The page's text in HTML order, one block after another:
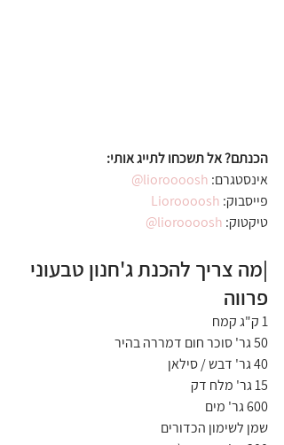
הכנתם? אל תשכחו לתייג אותי:
אינסטגרם:
פייסבוק: Lioroooosh
טיקטוק: lioroooosh@
|מה צריך להכנת ג'חנון טבעוני
פרווה
1 ק"ג קמח
50 גר' סוכר חום דמררה בהיר
40 גר' דבש / סילאן
15 גר' מלח דק
600 גר' מים
שמן לשימון הכדורים